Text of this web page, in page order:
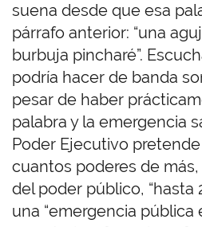
suena desde que esa
párrafo anterior: “una
burbuja pincharé”.
podría hacer de banda
pesar de haber
palabra y la emergencia
Poder Ejecutivo
cuantos poderes de
del poder público, “hasta
una “emergencia pública